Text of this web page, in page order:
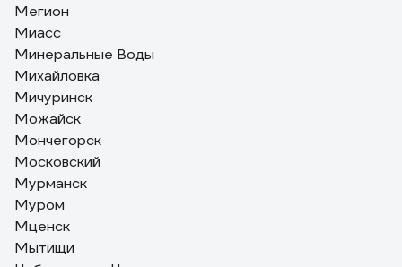
Мегион
Миасс
Минеральные Воды
Михайловка
Мичуринск
Можайск
Мончегорск
Московский
Мурманск
Муром
Мценск
Мытищи